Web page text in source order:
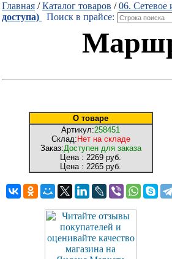
Главная /Каталог товаров /06. Сетевое
доступа)
Поиск в прайсе:
О товаре
Артикул:258451
Склад: Нет на складе
Заказ:Доступен для заказа
Цена : 2269 руб.
Цена : 2265 руб.